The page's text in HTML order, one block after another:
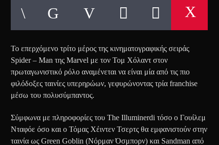
Το επερχόμενο τρίτο μέρος της κινηματογραφικής σειράς
Spider – Man της Marvel με τον Τομ Χόλαντ στον
πρωταγωνιστικό ρόλο αναμένεται να είναι μία από τις πιο
φιλόδοξες ταινίες υπερηρώων, γεφυρώνοντας τρία franchise
μέσω του πολυσύμπαντος.
Σύμφωνα με πληροφορίες του The Illuminerdi τόσο ο Γουίλεμ
Νταφόε όσο και ο Τόμας Χέιντεν Τσερτς θα εμφανιστούν στην
ταινία ως Green Goblin (Νόρμαν Όσμπορν) και Sandman από